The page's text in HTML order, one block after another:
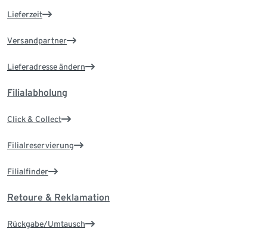
Lieferzeit
Versandpartner
Lieferadresse ändern
Filialabholung
Click & Collect
Filialreservierung
Filialfinder
Retoure & Reklamation
Rückgabe/Umtausch